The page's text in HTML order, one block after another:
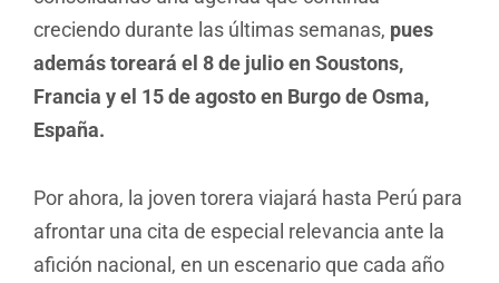
creciendo durante las últimas semanas, pues
además toreará el 8 de julio en Soustons,
Francia y el 15 de agosto en Burgo de Osma,
España.
Por ahora, la joven torera viajará hasta Perú para
afrontar una cita de especial relevancia ante la
afición nacional, en un escenario que cada año